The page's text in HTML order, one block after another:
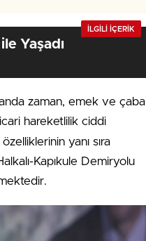
İLGİLİ İÇERİK
Yaşadı
zaman, emek ve çaba
hareketlilik ciddi
yanı sıra
Kapıkule Demiryolu